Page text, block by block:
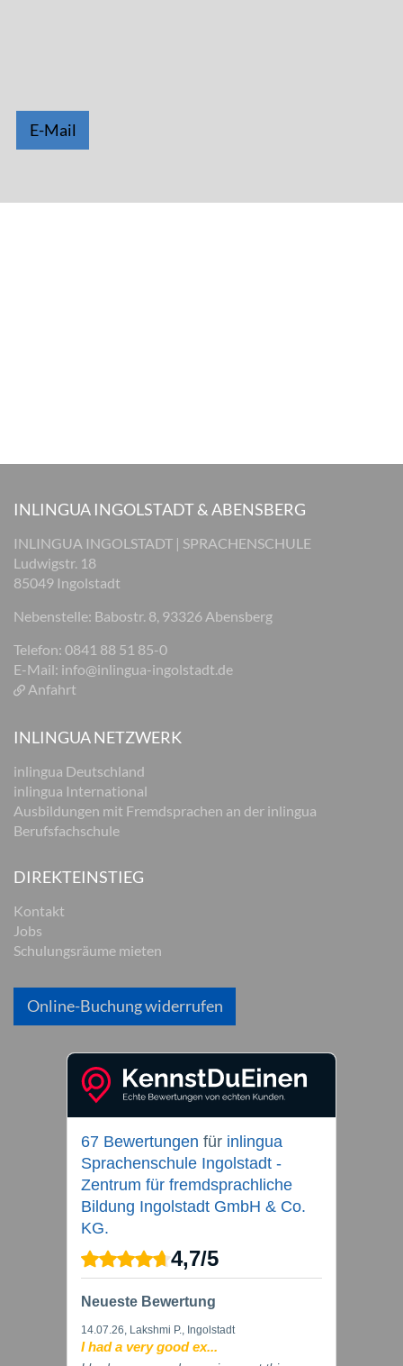
E-Mail
INLINGUA INGOLSTADT & ABENSBERG
INLINGUA INGOLSTADT | SPRACHENSCHULE
Ludwigstr. 18
85049 Ingolstadt
Nebenstelle: Babostr. 8, 93326 Abensberg
Telefon: 0841 88 51 85-0
E-Mail: info@inlingua-ingolstadt.de
Anfahrt
INLINGUA NETZWERK
inlingua Deutschland
inlingua International
Ausbildungen mit Fremdsprachen an der inlingua
Berufsfachschule
DIREKTEINSTIEG
Kontakt
Jobs
Schulungsräume mieten
Online-Buchung widerrufen
67 Bewertungen für inlingua
Sprachenschule Ingolstadt -
Zentrum für fremdsprachliche
Bildung Ingolstadt GmbH & Co.
KG.
4,7/5
Neueste Bewertung
14.07.26, Lakshmi P., Ingolstadt
I had a very good ex...